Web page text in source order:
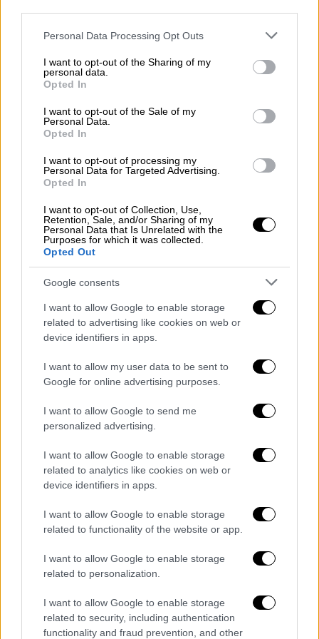
Please note that this website/app uses one or more Google
not limited to your visit or usage behaviour. You may click to
grant or deny consent to Google and its third-party tags to
use your data for below specified purposes in below Google
consent section.
Personal Data Processing Opt Outs
I want to opt-out of the Sharing of my
personal data.
Opted In
I want to opt-out of the Sale of my
Personal Data.
Opted In
I want to opt-out of processing my
Personal Data for Targeted Advertising.
Opted In
I want to opt-out of Collection, Use,
Retention, Sale, and/or Sharing of my
Personal Data that Is Unrelated with the
Purposes for which it was collected.
Opted Out
Google consents
I want to allow Google to enable storage
related to advertising like cookies on web or
device identifiers in apps.
I want to allow my user data to be sent to
Google for online advertising purposes.
I want to allow Google to send me
personalized advertising.
I want to allow Google to enable storage
related to analytics like cookies on web or
device identifiers in apps.
I want to allow Google to enable storage
related to functionality of the website or app.
I want to allow Google to enable storage
related to personalization.
I want to allow Google to enable storage
related to security, including authentication
functionality and fraud prevention, and other
Δημήτρης Ανδρεόπουλος έκανε κάποιες
διορθωτικές κινήσεις και αυτό έδωσε.. πνοή
απόσταση στον πόντο (18-19). Όμως σε
κρίσιμο σημείο ο Φλοίσβος πήγε στο +3 (20-
23) και με εύστοχη επίθεση από τον
Βουτσίτσεβιτς πήρε το πρώτο σετ (22-25).
Διαφορετικός Παναθηναϊκός στο δεύτερο
σετ. Το «τριφύλλι» γρήγορα ξέφυγε με τρεις
(4-1), ο Φλοίσβος μείωσε στον ένα (7-6).
Όμως οι πράσινοι με πρωταγωνιστή τον
Γιάντσουκ που τα δικά του σέρβις
δημιούργησαν αρκετά προβλήματα στην
υποδοχή των φιλοξενούμενων, απέκτησαν
προβάδισμα με 7 (15-8). Ο Αρμενάκης έκανε
το 21-17, αλλά ο Παναθηναϊκός
εκμεταλλεύτηκε την απόσταση που είχε
χτίσει και ισοφάρισε στα σετ με 25-20.
Ο Φλοίσβος πέτυχες τους τρεις πρώτους
πόντους του τρίτου σετ (0-3), ο
Παναθηναϊκός απάντησε με σερί 5-0,
περνώντας μπροστά στο σκορ (7-5), αλλά ο
Καπετανίδης έκανε νέα ανατροπή σε 8-9. Η
ομάδα από το Παλαιό Φάληρο ανέβασε στους
τέσσερις το προβάδισμα του στα μέσα του
Γκάρντερεν. Ο Βουλκίδης είχε την ευκαιρία
να μειώσει στους 2 όμως αστόχησε και με
άσο από τον Βουτσίτσεβιτς ο Φλοίσβος
διεύρυνε την απόσταση σε +6 (16-22) και με
μόνο μπλοκ του Βιλμάνοβιτς έκανε το 1-2
στα σετ (20-25).